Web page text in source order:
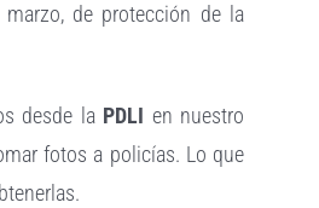
de protección de la
desde la PDLI en nuestro
fotos a policías. Lo que